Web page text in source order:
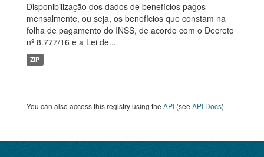
Disponibilização dos dados de benefícios pagos
mensalmente, ou seja, os benefícios que constam na
folha de pagamento do INSS, de acordo com o Decreto
nº 8.777/16 e a Lei de...
ZIP
You can also access this registry using the API (see API Docs).